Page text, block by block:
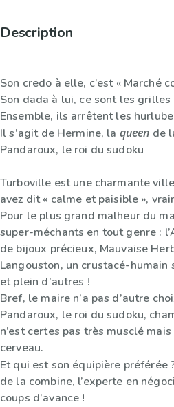
Description
Son credo à elle, c’est « Marché
Son dada à lui, ce sont les grilles
Ensemble, ils arrêtent les
Il s’agit de Hermine, la queen de
Pandaroux, le roi du sudoku
Turboville est une charmante
avez dit « calme et paisible »,
Pour le plus grand malheur du
super-méchants en tout genre :
de bijoux précieux, Mauvaise
Langouston, un crustacé-
et plein d’autres !
Bref, le maire n’a pas d’autre
Pandaroux, le roi du sudoku,
n’est certes pas très musclé
cerveau.
Et qui est son équipière préférée
de la combine, l’experte en
coups d’avance !